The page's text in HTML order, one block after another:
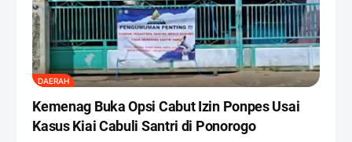
DAERAH
Kemenag Buka Opsi Cabut Izin Ponpes Usai
Kasus Kiai Cabuli Santri di Ponorogo